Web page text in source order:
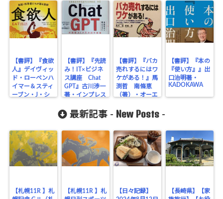
【書評】『食欲
人』デイヴィッ
ド・ローベンハ
イマー＆スティ
ーブン・J・シ
【書評】『先読
み！IT×ビジネ
ス講座 Chat
GPT』古川渉一
著・インプレス
【書評】『バカ
売れするにはワ
ケがある！』馬
渕哲 南條恵
（著）・オーエ
【書評】『本の
『使い方』』出
口治明著・
KADOKAWA
最新記事 - New Posts -
【札幌11R 】札
【札幌11R 】札
【日々記録】
【長崎県】【家